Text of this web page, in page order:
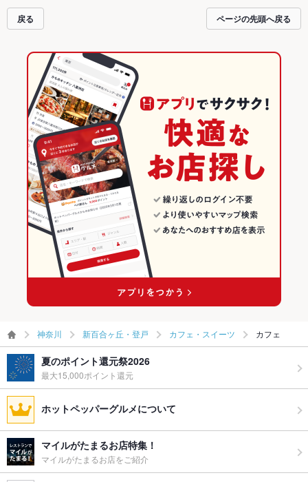
戻る ページの先頭へ戻る
神奈川 新百合ヶ丘・登戸 カフェ・スイーツ カフェ
夏のポイント還元祭2026
最大15,000ポイント還元
ホットペッパーグルメについて
マイルがたまるお店特集！
マイルがたまるお店をご紹介